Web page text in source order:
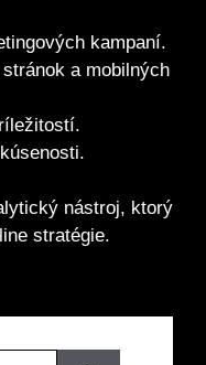
kampaní.
a mobilných
nástroj, ktorý
stratégie.